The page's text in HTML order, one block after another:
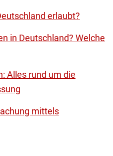
erlaubt?
in Deutschland? Welche
Alles rund um die
mittels